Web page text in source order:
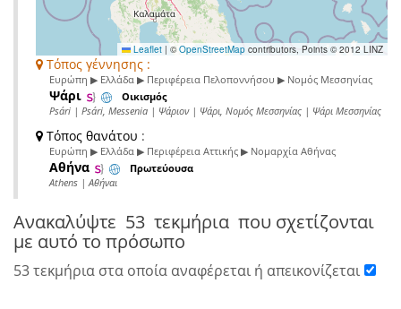
Leaflet | © OpenStreetMap contributors, Points © 2012 LINZ
Τόπος γέννησης :
Ευρώπη ▶ Ελλάδα ▶ Περιφέρεια Πελοποννήσου ▶ Νομός Μεσσηνίας
Ψάρι Οικισμός
Psári | Psári, Messenia | Ψάριον | Ψάρι, Νομός Μεσσηνίας | Ψάρι Μεσσηνίας
Τόπος θανάτου :
Ευρώπη ▶ Ελλάδα ▶ Περιφέρεια Αττικής ▶ Νομαρχία Αθήνας
Αθήνα Πρωτεύουσα
Athens | Αθήναι
Ανακαλύψτε 53 τεκμήρια που σχετίζονται
με αυτό το πρόσωπο
53 τεκμήρια στα οποία αναφέρεται ή απεικονίζεται